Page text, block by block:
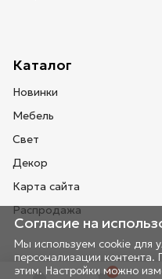
0
Каталог
Новинки
Мебель
Свет
Декор
Карта сайта
Распродажа
Согласие на
Мы используем cookie для
персонализации
этим. Настройки можно